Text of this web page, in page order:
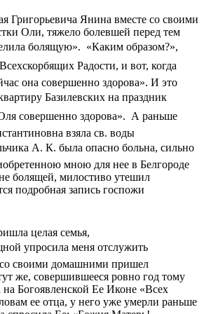
Григорьевича Янина вместе со своими
Оли, тяжело болевшей перед тем
болящую».  «Каким образом?», 
Радости, и вот, когда
она совершенно здорова». И это
Базилевских на праздник
совершенно здорова».  А раньше
взяла св. воды
А. К. была опасно больна, сильно
мною для нее в Белгороде
болящей, милостиво утешил
подробная запись госпожи
целая семья,
упросила меня отслужить
своими домашними пришел
же, совершившееся ровно год тому
Богоявленской Ее Иконе «Всех
ее отца, у него уже умерли раньше